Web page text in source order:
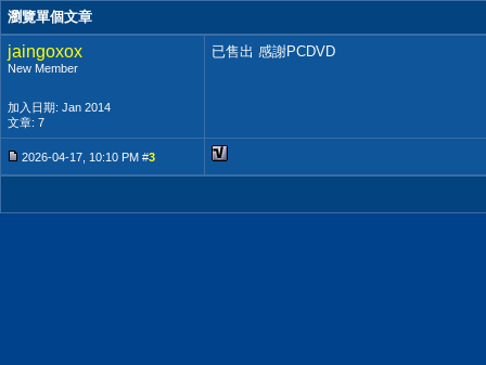
瀏覽單個文章
jaingoxox
New Member
加入日期: Jan 2014
文章: 7
已售出 感謝PCDVD
2026-04-17, 10:10 PM #3